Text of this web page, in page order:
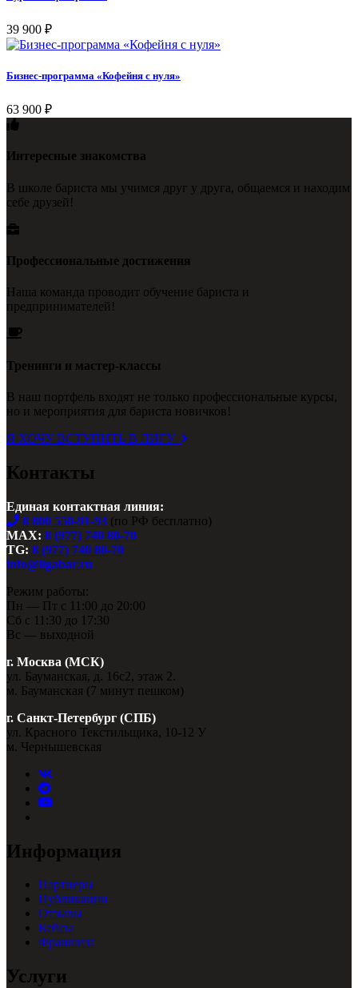
39 900 ₽
Бизнес-программа «Кофейня с нуля»
63 900 ₽
Интересные знакомства
В школе бариста мы учимся друг у друга, общаемся и находим
себе друзей!
Профессиональные достижения
Наша команда проводит обучение бариста и
предпринимателей!
Тренинги и мастер-классы
В наш портфель входят не только профессиональные курсы,
но и мероприятия для бариста новичков!
Я ХОЧУ ВСТУПИТЬ В ЛИГУ
Контакты
Единая контактная линия:
8 800 550-91-93 (по РФ бесплатно)
MAX: 8 (977) 740 80-70
TG: 8 (977) 740 80-70
info@ligabar.ru
Режим работы:
Пн — Пт с 11:00 до 20:00
Сб с 11:30 до 17:30
Вс — выходной
г. Москва (МСК)
ул. Бауманская, д. 16с2, этаж 2.
м. Бауманская (7 минут пешком)
г. Санкт-Петербург (СПБ)
ул. Красного Текстильщика, 10-12 У
м. Чернышевская
Информация
Партнеры
Публикации
Отзывы
Кейсы
Франшиза
Услуги